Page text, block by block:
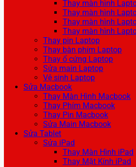
Thay màn hình
Thay màn hình
Thay màn hình
Thay màn hình
Thay pin Laptop
Thay bàn phím Laptop
Thay ổ cứng Laptop
Sửa main Laptop
Vệ sinh Laptop
Sửa Macbook
Thay Màn Hình Macbook
Thay Phím Macbook
Thay Pin Macbook
Sửa Main Macbook
Sửa Tablet
Sửa iPad
Thay Màn Hình iPad
Thay Mặt Kính iPad